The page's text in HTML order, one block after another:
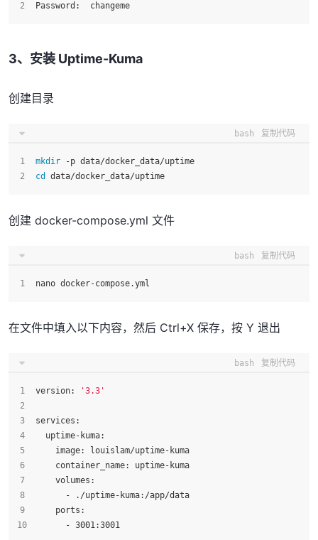
Password:  changeme
3、安装 Uptime-Kuma
创建目录
bash 复制代码
mkdir -p data/docker_data/uptime
cd
data/docker_data/uptime
创建 docker-compose.yml 文件
bash 复制代码
nano docker-compose.yml
在文件中填入以下内容，然后 Ctrl+X 保存，按 Y 退出
bash 复制代码
version: '3.3'
services:
  uptime-kuma:
    image: louislam/uptime-kuma
    container_name: uptime-kuma
    volumes:
      - ./uptime-kuma:/app/data
    ports:
      - 3001:3001